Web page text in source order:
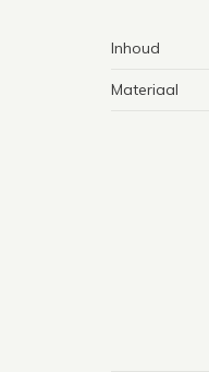
Inhoud
Materiaal